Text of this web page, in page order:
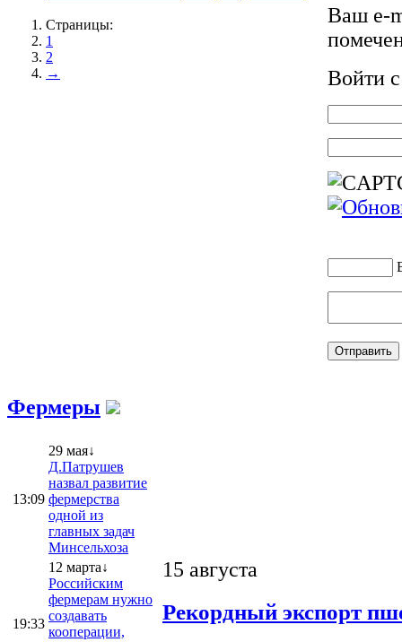
Страницы:
1
2
→
Ваш e-
Войти
Фермеры
13:09
29 мая↓
Д.Патрушев
назвал развитие
фермерства
одной из
главных задач
Минсельхоза
19:33
12 марта↓
Российским
фермерам нужно
создавать
кооперации,
15 августа
Рекордный экспорт